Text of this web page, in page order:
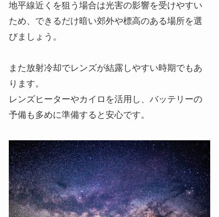
地平線近くを狙う場合は光害の影響を受けやすい
ため、できるだけ暗い郊外や標高のある場所を選
びましょう。
また放射冷却でレンズが結露しやすい時期でもあ
ります。
レンズヒーターやカイロを活用し、バッテリーの
予備も多めに準備すると安心です。